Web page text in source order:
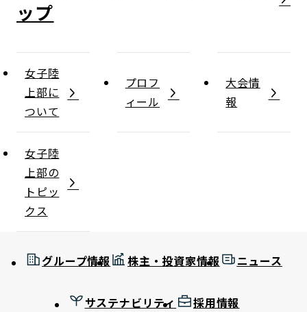
女子陸
上部に
ついて
プロフ
ィール
大会情
報
女子陸
上部の
トピッ
クス
グループ情報 株主・投資家情報 ニュース
サステナビリティ 採用情報